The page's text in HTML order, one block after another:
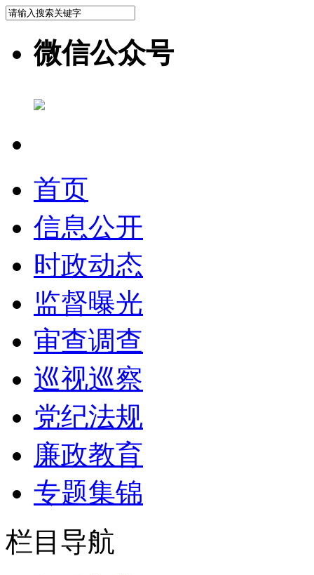
微信公众号
首页
信息公开
时政动态
监督曝光
审查调查
巡视巡察
党纪法规
廉政教育
专题集锦
栏目导航